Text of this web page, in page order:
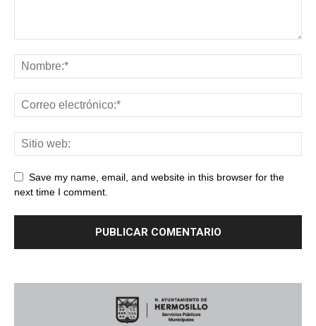
Save my name, email, and website in this browser for the
next time I comment.